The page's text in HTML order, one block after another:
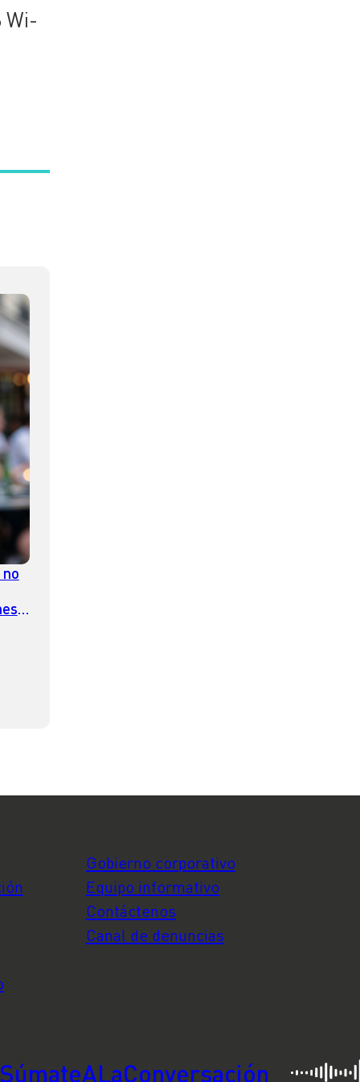
Wi-
Gobierno corporativo
Equipo informativo
Contáctenos
Canal de denuncias
SúmateALaConversación